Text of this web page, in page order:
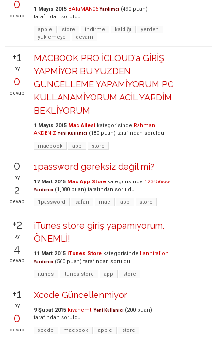
0
cevap
1 Mayıs 2015 BATaMAN06 Yardımcı (490 puan)
tarafından soruldu
apple
store indirme kaldığı
yerden
yüklemeye
devam
+1
oy
0
cevap
MACBOOK PRO İCLOUD'a GİRİŞ
YAPMİYOR BU YUZDEN
GUNCELLEME YAPAMİYORUM PC
KULLANAMİYORUM ACİL YARDİM
BEKLİYORUM
1 Mayıs 2015 Mac Ailesi kategorisinde Rahman
AKDENİZ Yeni Kullanıcı (180 puan) tarafından soruldu
macbook
app store
0
oy
2
cevap
1password gereksiz değil mi?
17 Mart 2015 Mac App Store kategorisinde 123456sss
Yardımcı (1,080 puan) tarafından soruldu
1password
safari mac app store
+2
oy
4
cevap
iTunes store giriş yapamıyorum.
ÖNEMLİ!
11 Mart 2015 iTunes Store kategorisinde Lanniralion
Yardımcı (560 puan) tarafından soruldu
itunes
itunes-store app store
+1
oy
0
cevap
Xcode Güncellenmiyor
9 Şubat 2015 kivancmtl Yeni Kullanıcı (200 puan)
tarafından soruldu
xcode
macbook apple store